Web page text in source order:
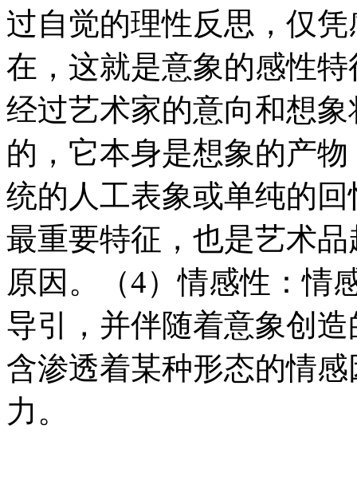
过自觉的理性反思，仅
在，这就是意象的感性
经过艺术家的意向和想象
的，它本身是想象的产
统的人工表象或单纯的
最重要特征，也是艺术
原因。（4）情感性：情
导引，并伴随着意象创
含渗透着某种形态的情
力。